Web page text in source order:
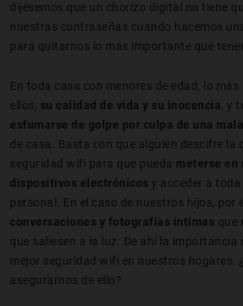
dijésemos que un chorizo digital no tiene
nuestras contraseñas cuando hacemos
para quitarnos lo más importante que
En toda casa con menores de edad, lo
ellos, su calidad de vida y su inocencia, y
esfumarse de golpe por culpa de una
de casa. Basta con que alguien descifre la
seguridad wifi para que pueda meterse en
dispositivos electrónicos y acceder a
personal. En el caso de nuestros hijos, por
conversaciones y fotografías íntimas que
que saliesen a la luz. De ahí la importancia
mejor seguridad wifi en nuestros hogares.
asegurarnos de ello?